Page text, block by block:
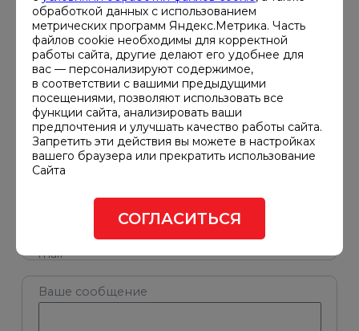
Ваше
имя*
Ваша
компания
Введите
телефон*
mail*
Ваше сообщение
обработкой данных с использованием
метрических программ Яндекс.Метрика. Часть
файлов cookie необходимы для корректной
работы сайта, другие делают его удобнее для
вас — персонализируют содержимое,
в соответствии с вашими предыдущими
посещениями, позволяют использовать все
функции сайта, анализировать ваши
предпочтения и улучшать качество работы сайта.
Запретить эти действия вы можете в настройках
вашего браузера или прекратить использование
Сайта
СОГЛАСИТЬСЯ